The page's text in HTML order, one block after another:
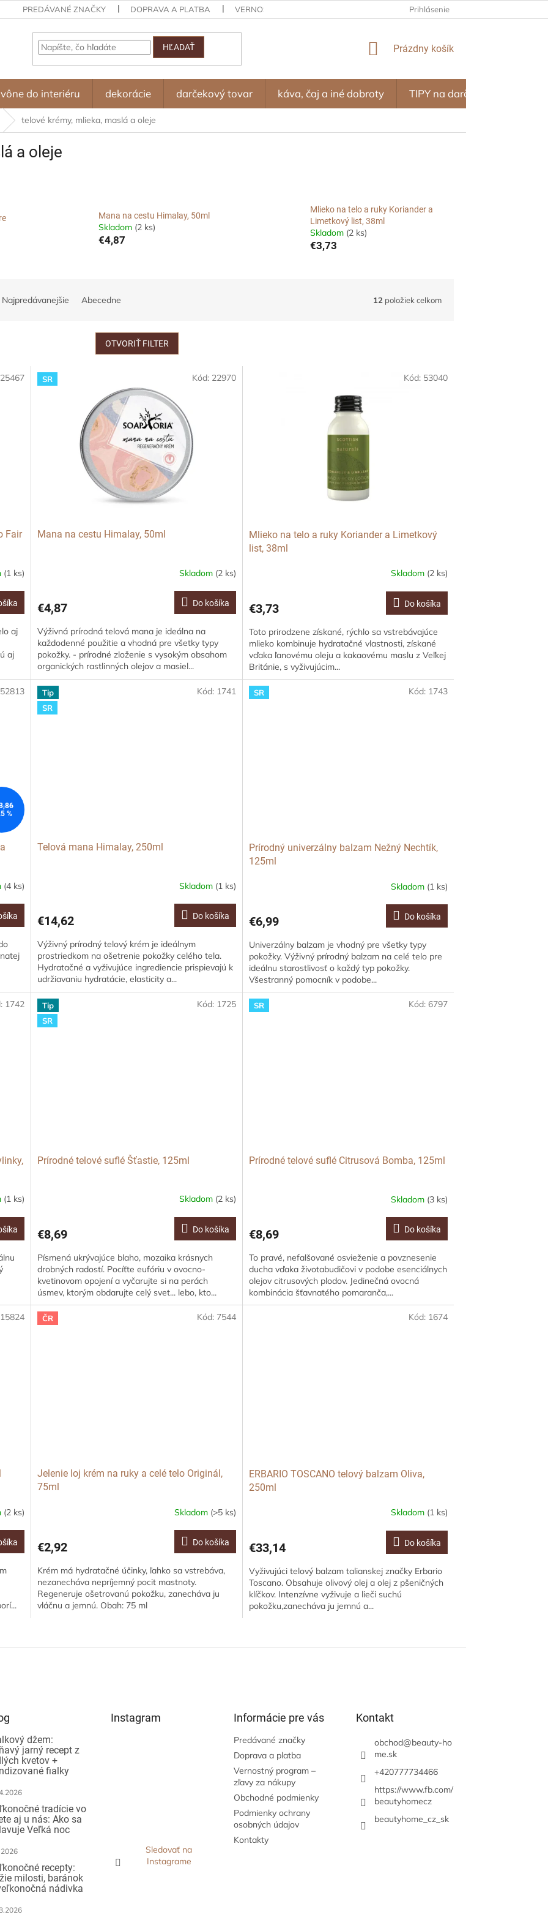
PREDÁVANÉ ZNAČKY DOPRAVA A PLATBA VERNOSTNÝ PROGRAM – ZĽAVY ZA NÁKUPY OBCHODNÉ PODMIENKY
Prihlásenie
HĽADAŤ
NÁKUPNÝ
Prázdny košík
vône do interiéru dekorácie darčekový tovar káva, čaj a iné dobroty TIPY na darčeky
telové krémy, mlieka, maslá a oleje
a oleje
Mana na cestu Himalay, 50ml
Skladom (2 ks)
€4,87
Mlieko na telo a ruky Koriander a
Limetkový list, 38ml
Skladom (2 ks)
€3,73
Najpredávanejšie Abecedne 12 položiek celkom
OTVORIŤ FILTER
Fair
(1 ks)
aj
aj
25467 SR
Mana na cestu Himalay, 50ml
Skladom (2 ks)
€4,87 Do košíka
Výživná prírodná telová mana je ideálna na
každodenné použitie a vhodná pre všetky typy
pokožky. - prírodné zloženie s vysokým obsahom
organických rastlinných olejov a masiel...
Kód: 22970
Mlieko na telo a ruky Koriander a Limetkový
list, 38ml
Skladom (2 ks)
€3,73 Do košíka
Toto prirodzene získané, rýchlo sa vstrebávajúce
mlieko kombinuje hydratačné vlastnosti, získané
vďaka ľanovému oleju a kakaovému maslu z Veľkej
Británie, s vyživujúcim...
Kód: 53040
%
(4 ks)
52813
Tip
SR
Telová mana Himalay, 250ml
Skladom (1 ks)
€14,62 Do košíka
Výživný prírodný telový krém je ideálnym
prostriedkom na ošetrenie pokožky celého tela.
Hydratačné a vyživujúce ingrediencie prispievajú k
udržiavaniu hydratácie, elasticity a...
Kód: 1741 SR
Prírodný univerzálny balzam Nežný Nechtík,
125ml
Skladom (1 ks)
€6,99 Do košíka
Univerzálny balzam je vhodný pre všetky typy
pokožky. Výživný prírodný balzam na celé telo pre
ideálnu starostlivosť o každý typ pokožky.
Všestranný pomocník v podobe...
Kód: 1743
(1 ks)
1742
Tip
SR
Prírodné telové suflé Šťastie, 125ml
Skladom (2 ks)
€8,69 Do košíka
Písmená ukrývajúce blaho, mozaika krásnych
drobných radostí. Pocíťte eufóriu v ovocno-
kvetinovom opojení a vyčarujte si na perách
úsmev, ktorým obdarujte celý svet... lebo, kto...
Kód: 1725 SR
Prírodné telové suflé Citrusová Bomba, 125ml
Skladom (3 ks)
€8,69 Do košíka
To pravé, nefalšované osvieženie a povznesenie
ducha vďaka životabudičovi v podobe esenciálnych
olejov citrusových plodov. Jedinečná ovocná
kombinácia šťavnatého pomaranča,...
Kód: 6797
(2 ks)
15824 ČR
Jelenie loj krém na ruky a celé telo Originál,
75ml
Skladom (>5 ks)
€2,92 Do košíka
Krém má hydratačné účinky, ľahko sa vstrebáva,
nezanecháva nepríjemný pocit mastnoty.
Regeneruje ošetrovanú pokožku, zanecháva ju
vláčnu a jemnú. Obah: 75 ml
Kód: 7544
ERBARIO TOSCANO telový balzam Oliva,
250ml
Skladom (1 ks)
€33,14 Do košíka
Vyživujúci telový balzam talianskej značky Erbario
Toscano. Obsahuje olivový olej a olej z pšeničných
klíčkov. Intenzívne vyživuje a lieči suchú
pokožku,zanecháva ju jemnú a...
Kód: 1674
v
i
e
džem:
jarný recept z
kvetov +
fialky
tradície vo
aj u nás: Ako sa
Veľká noc
recepty:
milosti, baránok
nádivka
Instagram
Sledovať na
Instagrame
Informácie pre vás
Predávané značky
Doprava a platba
Vernostný program –
zľavy za nákupy
Obchodné podmienky
Podmienky ochrany
osobných údajov
Kontakty
Kontakt
obchod@beauty-ho
me.sk
+420777734466
https://www.fb.com/
beautyhomecz
beautyhome_cz_sk